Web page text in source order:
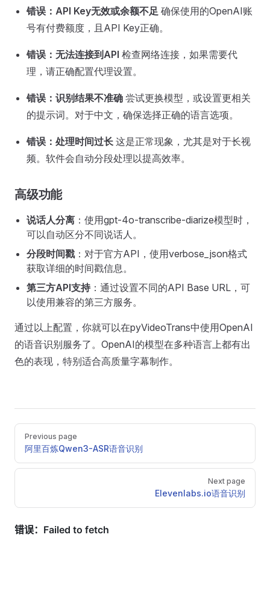
错误：API Key无效或余额不足 确保使用的OpenAI账
号有付费额度，且API Key正确。
错误：无法连接到API 检查网络连接，如果需要代
理，请正确配置代理设置。
错误：识别结果不准确 尝试更换模型，或设置更相关
的提示词。对于中文，确保选择正确的语言选项。
错误：处理时间过长 这是正常现象，尤其是对于长视
频。软件会自动分段处理以提高效率。
高级功能
说话人分离 ：使用gpt-4o-transcribe-diarize模型时，
可以自动区分不同说话人。
分段时间戳：对于官方API，使用verbose_json格式
获取详细的时间戳信息。
第三方API支持：通过设置不同的API Base URL，可
以使用兼容的第三方服务。
通过以上配置，你就可以在pyVideoTrans中使用OpenAI
的语音识别服务了。OpenAI的模型在多种语言上都有出
色的表现，特别适合高质量字幕制作。
Pager
Previous page
阿里百炼Qwen3-ASR语音识别
Next page
Elevenlabs.io语音识别